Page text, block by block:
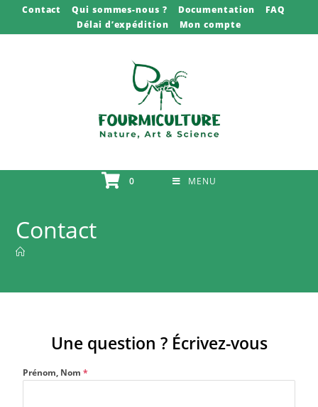
Contact Qui sommes-nous ? Documentation
FAQ
Délai d’expédition
Mon compte
0 MENU
Contact
Une question ? Écrivez-vous
Prénom, Nom*